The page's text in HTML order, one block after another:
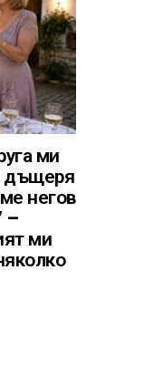
ми
дъщеря
негов
–
ми